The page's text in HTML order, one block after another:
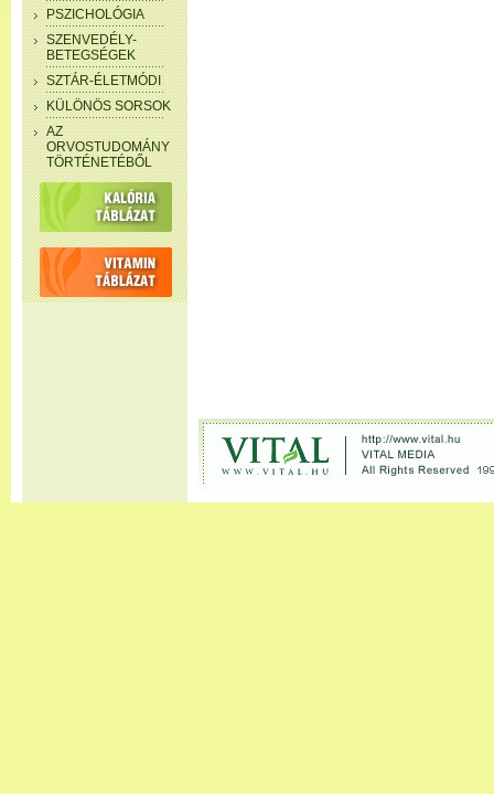
PSZICHOLÓGIA
SZENVEDÉLY-
BETEGSÉGEK
SZTÁR-ÉLETMÓDI
KÜLÖNÖS SORSOK
AZ
ORVOSTUDOMÁNY
TÖRTÉNETÉBŐL